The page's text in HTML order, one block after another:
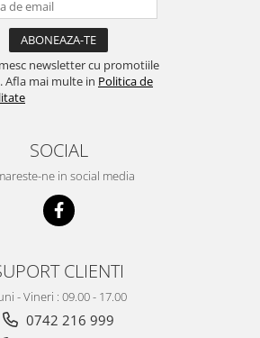
newsletter cu promotiile
Afla mai multe in Politica de
SOCIAL
ne in social media
CLIENTI
- Vineri : 09.00 - 17.00
0742 216 999